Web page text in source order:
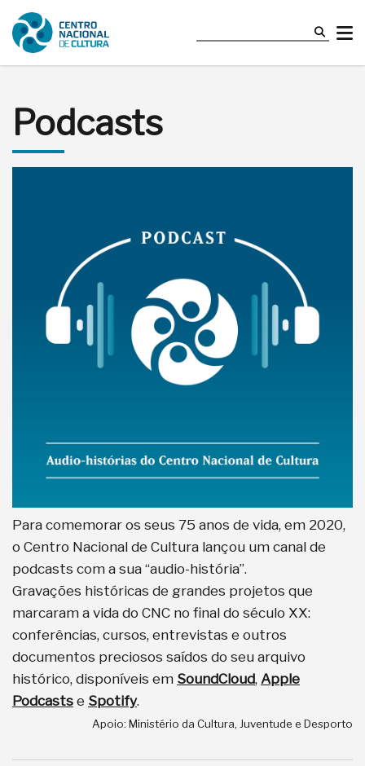
Podcasts
Para comemorar os seus 75 anos de vida, em 2020,
o Centro Nacional de Cultura lançou um canal de
podcasts com a sua “audio-história”.
Gravações históricas de grandes projetos que
marcaram a vida do CNC no final do século XX:
conferências, cursos, entrevistas e outros
documentos preciosos saídos do seu arquivo
histórico, disponíveis em SoundCloud, Apple
Podcasts e Spotify.
Apoio: Ministério da Cultura, Juventude e Desporto